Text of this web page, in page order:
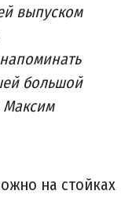
выпуском
большой
Максим
на стойках